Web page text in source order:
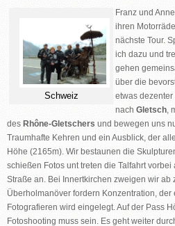
Schweiz
Franz und
ihren
nächste Tour.
ich dazu und
gehen
über die
etwas
nach Gletsch,
des Rhône-Gletschers und bewegen uns
Traumhafte Kehren und ein Ausblick, der
Höhe (2165m). Wir bestaunen die
schießen Fotos unt treten die Talfahrt
Straße an. Bei Innertkirchen zweigen wir ab
Überholmanöver fordern Konzentration,
Fotografieren wird eingelegt. Auf der Pass
Fotoshooting muss sein. Es geht weiter